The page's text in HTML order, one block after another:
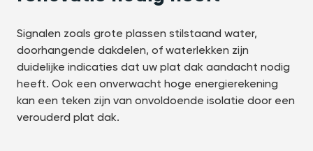
Signalen zoals grote plassen stilstaand water,
doorhangende dakdelen, of waterlekken zijn
duidelijke indicaties dat uw plat dak aandacht nodig
heeft. Ook een onverwacht hoge energierekening
kan een teken zijn van onvoldoende isolatie door een
verouderd plat dak.